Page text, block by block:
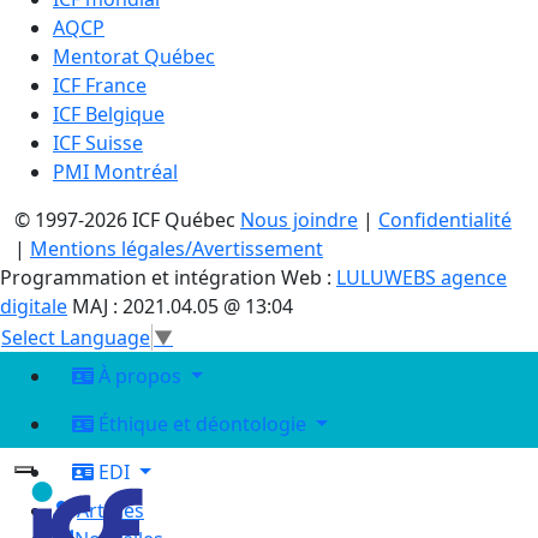
AQCP
Mentorat Québec
ICF France
ICF Belgique
ICF Suisse
PMI Montréal
© 1997-2026 ICF Québec Nous joindre | Confidentialité
| Mentions légales/Avertissement
Programmation et intégration Web : LULUWEBS agence
digitale MAJ : 2021.04.05 @ 13:04
Select Language▼
À propos
Éthique et déontologie
EDI
Articles